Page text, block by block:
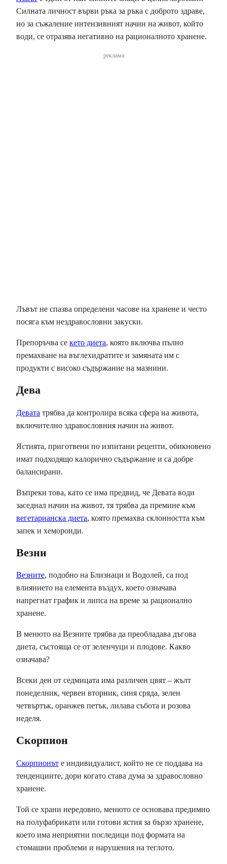
Силната личност върви ръка за ръка с доброто здраве,
но за съжаление интензивният начин на живот, който
води, се отразява негативно на рационалното хранене.
реклама
Лъвът не спазва определени часове на хранене и често
посяга към нездравословни закуски.
Препоръчва се кето диета, която включва пълно
премахване на въглехидратите и замяната им с
продукти с високо съдържание на мазнини.
Дева
Девата трябва да контролира всяка сфера на живота,
включително здравословния начин на живот.
Ястията, приготвени по изпитани рецепти, обикновено
имат подходящо калорично съдържание и са добре
балансирани.
Въпреки това, като се има предвид, че Девата води
заседнал начин на живот, тя трябва да премине към
вегетарианска диета, която премахва склонността към
запек и хемороиди.
Везни
Везните, подобно на Близнаци и Водолей, са под
влиянието на елемента въздух, което означава
напрегнат график и липса на време за рационално
хранене.
В менюто на Везните трябва да преобладава дъгова
диета, състояща се от зеленчуци и плодове. Какво
означава?
Всеки ден от седмицата има различен цвят – жълт
понеделник, червен вторник, синя сряда, зелен
четвъртък, оранжев петък, лилава събота и розова
неделя.
Скорпион
Скорпионът е индивидуалист, който не се поддава на
тенденциите, дори когато става дума за здравословно
хранене.
Той се храни нередовно, менюто се основава предимно
на полуфабрикати или готови ястия за бързо хранене,
което има неприятни последици под формата на
стомашни проблеми и нарушения на теглото.